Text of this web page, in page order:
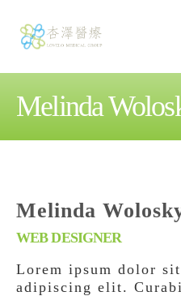
Melinda
Melinda
WEB DESIGNER
Lorem ipsum dolor
adipiscing elit.